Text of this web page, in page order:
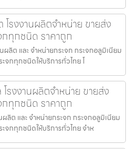
รงงานผลิตจำหน่าย ขายส่ง
กทุกชนิด ราคาถูก
ผลิต และ จำหน่ายกระจก กระจกอลูมิเนียม
จกทุกชนิดให้บริการทั่วไทย โ
รงงานผลิตจำหน่าย ขายส่ง
กทุกชนิด ราคาถูก
ลิต และ จำหน่ายกระจก กระจกอลูมิเนียม
จกทุกชนิดให้บริการทั่วไทย จำห